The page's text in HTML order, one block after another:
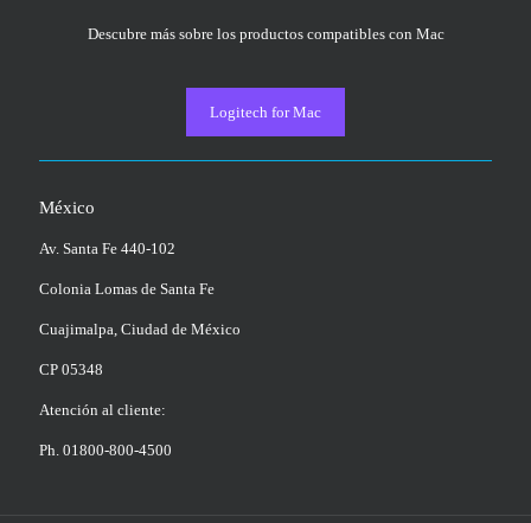
Descubre más sobre los productos compatibles con Mac
Logitech for Mac
México
Av. Santa Fe 440-102
Colonia Lomas de Santa Fe
Cuajimalpa, Ciudad de México
CP 05348
Atención al cliente:
Ph. 01800-800-4500